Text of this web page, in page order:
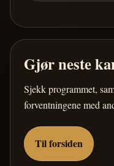
Gjør neste
Sjekk programmet,
forventningene med
Til forsiden